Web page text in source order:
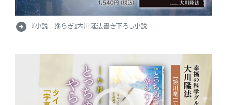
arrow_circle_right 『小説 揺らぎ』大川隆法書き下ろし小説